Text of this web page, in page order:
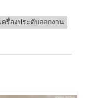
เครื่องประดับออกงาน